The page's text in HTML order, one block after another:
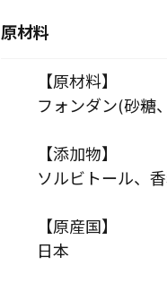
原材料
【原材料】
フォンダン(砂糖
【添加物】
ソルビトール、
【原産国】
日本